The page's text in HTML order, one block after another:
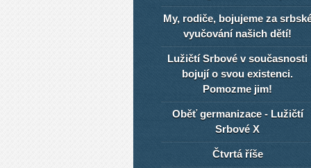
My, rodiče, bojujeme za
vyučování našich dětí!
Lužičtí Srbové v současnosti
bojují o svou existenci.
Pomozme jim!
Oběť germanizace - Lužičtí
Srbové X
Čtvrtá říše